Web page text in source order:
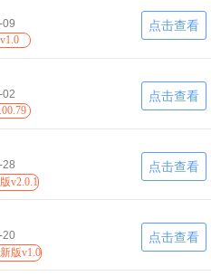
09
v1.0
点击查看
02
点击查看
28
v2.0.1
点击查看
20
版v1.0
点击查看